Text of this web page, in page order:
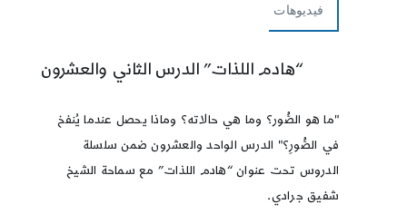
فيديوهات
“هادم اللذات” الدرس الثاني والعشرون
"ما هو الصُّور؟ وما هي حالاته؟ وماذا يحصل عندما يُنفخ
في الصُّورِ؟" الدرس الواحد والعشرون ضمن سلسلة
الدروس تحت عنوان “هادم اللذات” مع سماحة الشيخ
شفيق جرادي.